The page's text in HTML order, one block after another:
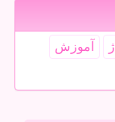
آموزش